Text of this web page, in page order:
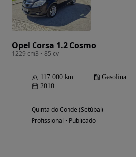
Opel Corsa 1.2 Cosmo
1229 cm3 • 85 cv
117 000 km Gasolina
2010
Quinta do Conde (Setúbal)
Profissional • Publicado